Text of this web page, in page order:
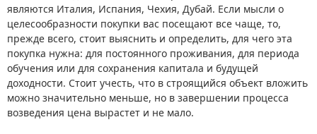
являются Италия, Испания, Чехия, Дубай. Если мысли о
целесообразности покупки вас посещают все чаще, то,
прежде всего, стоит выяснить и определить, для чего эта
покупка нужна: для постоянного проживания, для периода
обучения или для сохранения капитала и будущей
доходности. Стоит учесть, что в строящийся объект вложить
можно значительно меньше, но в завершении процесса
возведения цена вырастет и не мало.